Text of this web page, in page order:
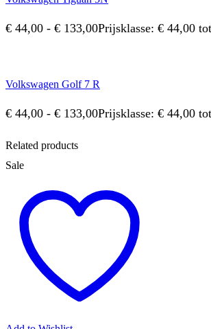
€ 44,00 - € 133,00Prijsklasse: € 44,00
Volkswagen Golf 7 R
€ 44,00 - € 133,00Prijsklasse: € 44,00
Related products
Sale